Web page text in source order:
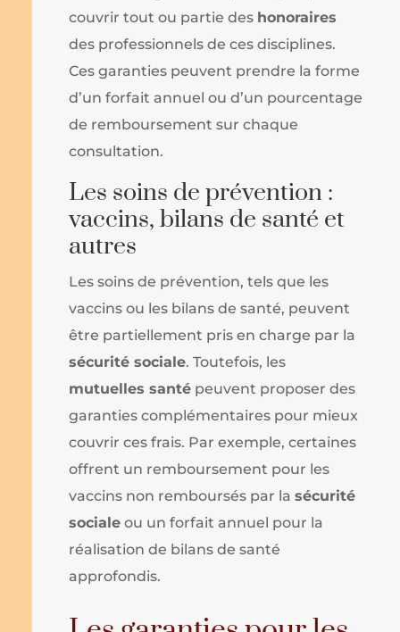
couvrir tout ou partie des honoraires
des professionnels de ces disciplines.
Ces garanties peuvent prendre la forme
d’un forfait annuel ou d’un pourcentage
de remboursement sur chaque
consultation.
Les soins de prévention :
vaccins, bilans de santé et
autres
Les soins de prévention, tels que les
vaccins ou les bilans de santé, peuvent
être partiellement pris en charge par la
sécurité sociale. Toutefois, les
mutuelles santé peuvent proposer des
garanties complémentaires pour mieux
couvrir ces frais. Par exemple, certaines
offrent un remboursement pour les
vaccins non remboursés par lasécurité
sociale ou un forfait annuel pour la
réalisation de bilans de santé
approfondis.